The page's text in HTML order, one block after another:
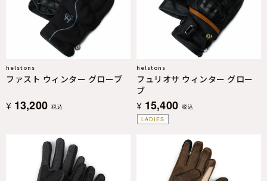
helstons
ファスト ウィンター グローブ
¥ 13,200 税込
LADIES
helstons
フュリオサ ウィンター グロー
ブ
¥ 15,400 税込